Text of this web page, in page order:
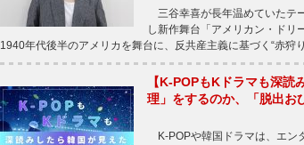
三谷幸喜が長年温めていたテ
し新作舞台「アメリカン・ドリ
1940年代後半のアメリカを舞台に、反共産主義に基づく“赤狩
【K-POPもKドラマも深
理」をするのか、「脱出お
K-POPや韓国ドラマは、エン